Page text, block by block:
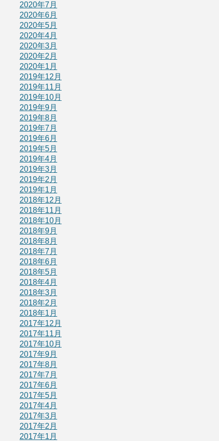
2020年7月
2020年6月
2020年5月
2020年4月
2020年3月
2020年2月
2020年1月
2019年12月
2019年11月
2019年10月
2019年9月
2019年8月
2019年7月
2019年6月
2019年5月
2019年4月
2019年3月
2019年2月
2019年1月
2018年12月
2018年11月
2018年10月
2018年9月
2018年8月
2018年7月
2018年6月
2018年5月
2018年4月
2018年3月
2018年2月
2018年1月
2017年12月
2017年11月
2017年10月
2017年9月
2017年8月
2017年7月
2017年6月
2017年5月
2017年4月
2017年3月
2017年2月
2017年1月